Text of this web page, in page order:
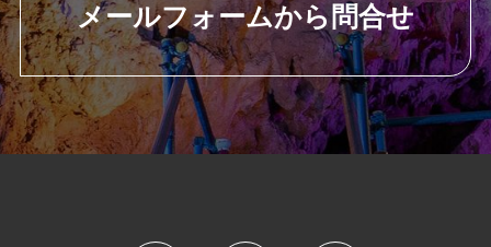
メールフォームから問合せ